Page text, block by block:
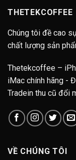
THETEKCOFFEE
Chúng tôi đề cao
chất lượng sản
Thetekcoffee –
iMac chính hãng -
Tradein thu cũ đổi
VỀ CHÚNG TÔI